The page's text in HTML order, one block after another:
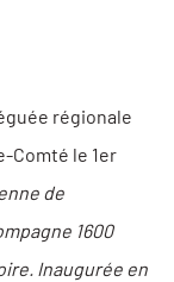
régionale
Comté le 1er
de
1600
Inaugurée en